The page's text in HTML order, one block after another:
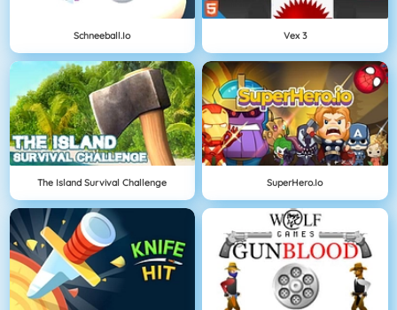
Schneeball.io Vex 3
The Island Survival Challenge SuperHero.io